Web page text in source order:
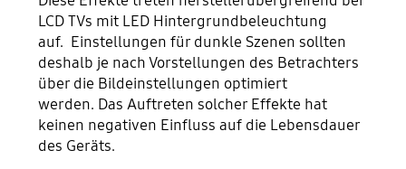
LCD TVs mit LED Hintergrundbeleuchtung
auf. Einstellungen für dunkle Szenen sollten
deshalb je nach Vorstellungen des Betrachters
über die Bildeinstellungen optimiert
werden. Das Auftreten solcher Effekte hat
keinen negativen Einfluss auf die Lebensdauer
des Geräts.